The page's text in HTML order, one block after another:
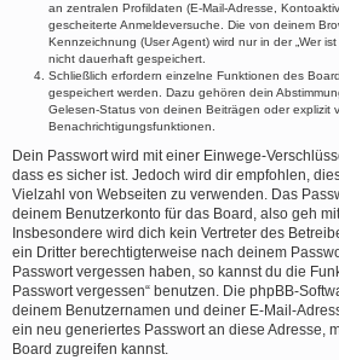
an zentralen Profildaten (E-Mail-Adresse,
gescheiterte Anmeldeversuche. Die von deinem
Kennzeichnung (User Agent) wird nur in der „Wer
nicht dauerhaft gespeichert.
Schließlich erfordern einzelne Funktionen des
gespeichert werden. Dazu gehören dein
Gelesen-Status von deinen Beiträgen oder explizit
Benachrichtigungsfunktionen.
Dein Passwort wird mit einer Einwege-
dass es sicher ist. Jedoch wird dir empfohlen,
Vielzahl von Webseiten zu verwenden. Das
deinem Benutzerkonto für das Board, also geh
Insbesondere wird dich kein Vertreter des
ein Dritter berechtigterweise nach deinem
Passwort vergessen haben, so kannst du die
Passwort vergessen“ benutzen. Die phpBB-
deinem Benutzernamen und deiner E-Mail-
ein neu generiertes Passwort an diese Adresse,
Board zugreifen kannst.